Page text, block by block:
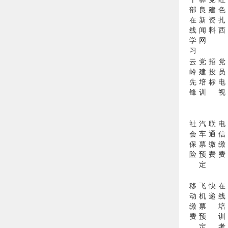
部
在
线
学
习
良
新
闻
网
建
资
料
色
扎
西
云
岭
先
锋
党
建
培
训
招
投
标
党
员
电
视
社
会
保
险
汽
车
票
预
定
联
通
缴
费
电
信
缴
费
移
动
缴
费
飞
机
票
预
定
快
递
在
线
培
训
考